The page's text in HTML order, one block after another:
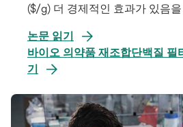
($/g) 더 경제적인 효과가 있음
논문 읽기
새
탭
열
림
바이오 의약품 재조합단백질 필
기
새
에
서